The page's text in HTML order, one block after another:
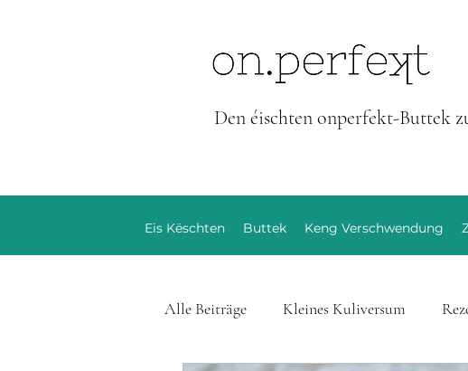
Den éischten onperfekt-Buttek
Eis Këschten Buttek Keng Verschwendung
Alle Beiträge Kleines Kuliversum